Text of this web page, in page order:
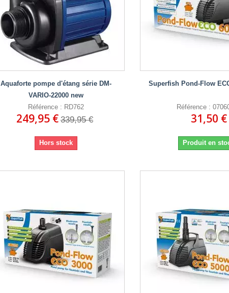
Aquaforte pompe d'étang série DM-
VARIO-22000 new
Référence : RD762
249,95 € 339,95 €
Hors stock
Superfish Pond-Flow
Référence :
31,50 €
Produit en